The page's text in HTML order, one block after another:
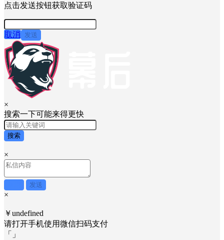
点击发送按钮获取验证码
取消 发送
×
搜索一下可能来得更快
搜索
×
发送
×
￥undefined
请打开手机使用微信扫码支付
「
」